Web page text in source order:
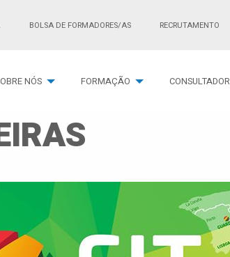
BOLSA DE FORMADORES/AS RECRUTAMENTO
NÓS FORMAÇÃO